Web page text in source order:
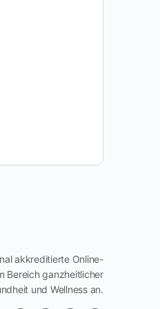
akkreditierte Online-
Bereich ganzheitlicher
und Wellness an.